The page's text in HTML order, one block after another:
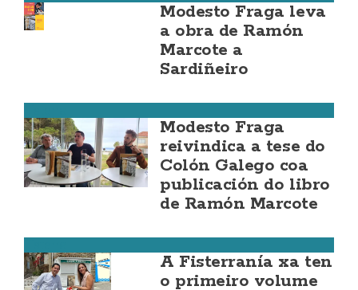
Modesto Fraga leva
a obra de Ramón
Marcote a
Sardiñeiro
Modesto Fraga
reivindica a tese do
Colón Galego coa
publicación do libro
de Ramón Marcote
A Fisterranía xa ten
o primeiro volume